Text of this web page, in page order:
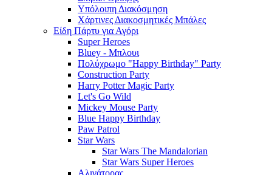
Υπόλοιπη Διακόσμηση
Χάρτινες Διακοσμητικές Μπάλες
Είδη Πάρτυ για Αγόρι
Super Heroes
Bluey - Μπλουι
Πολύχρωμο "Happy Birthday" Party
Construction Party
Harry Potter Magic Party
Let's Go Wild
Mickey Mouse Party
Blue Happy Birthday
Paw Patrol
Star Wars
Star Wars The Mandalorian
Star Wars Super Heroes
Αλιγάτορας